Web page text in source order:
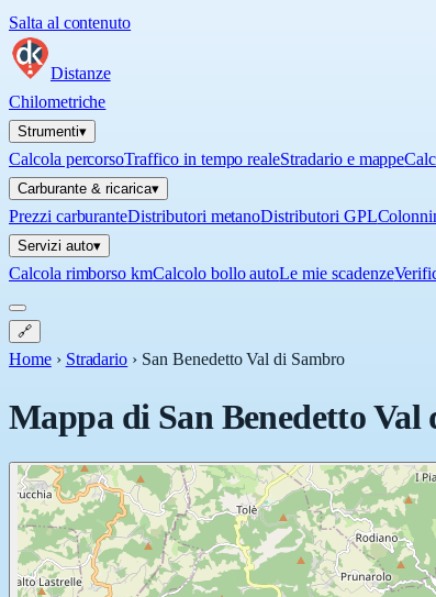
Salta al contenuto
Distanze
Chilometriche
Strumenti▾
Calcola percorsoTraffico in tempo realeStradario e mappe
Carburante & ricarica▾
Prezzi carburanteDistributori metanoDistributori GPL
Servizi auto▾
Calcola rimborso kmCalcolo bollo autoLe mie scadenze
🔗
Home › Stradario › San Benedetto Val di Sambro
Mappa di San Benedetto